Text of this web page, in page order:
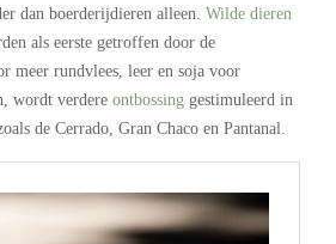
dan boerderijdieren alleen. Wilde dieren
als eerste getroffen door de
meer rundvlees, leer en soja voor
wordt verdere ontbossing gestimuleerd in
de Cerrado, Gran Chaco en Pantanal.